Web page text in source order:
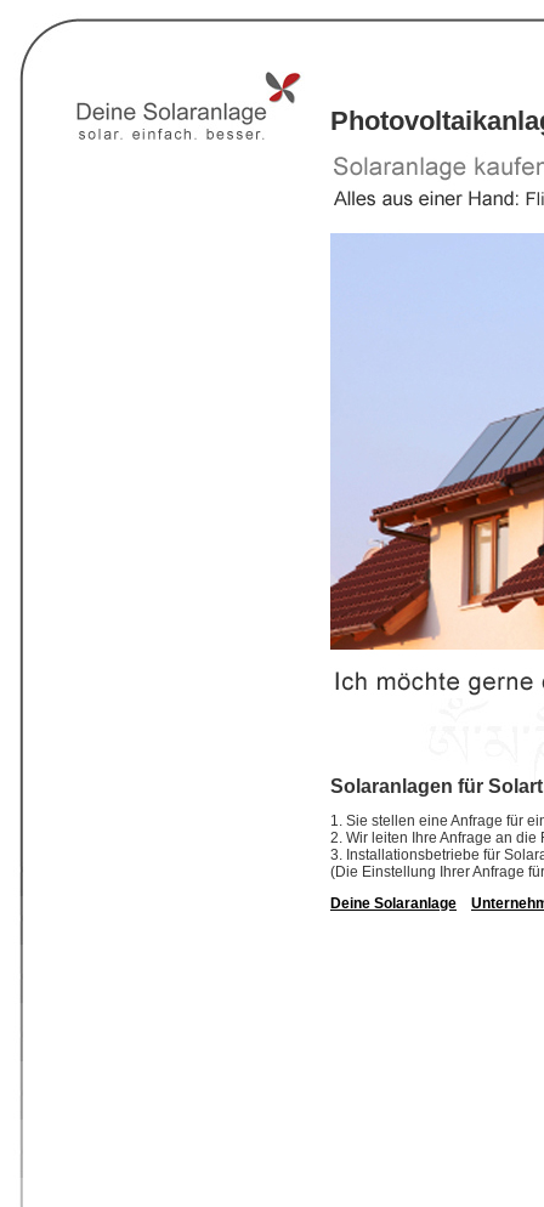
Solaranlagen für
1. Sie stellen eine Anfrage für
2. Wir leiten Ihre Anfrage an
3. Installationsbetriebe für
(Die Einstellung Ihrer Anfrage
Deine Solaranlage